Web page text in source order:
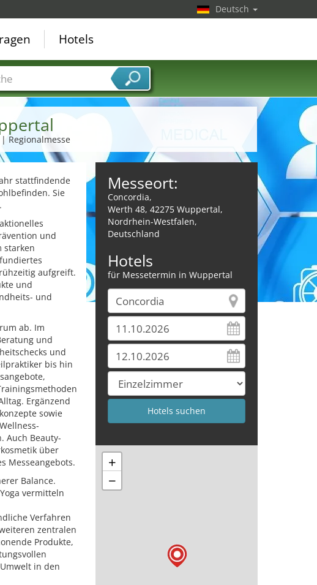
Regionalmesse
stattfindende
Sie
und
starken
aufgreift.
und
und
ab. Im
und
und
bis hin
Ergänzend
sowie
Auch Beauty-
über
Messeangebots.
Balance.
vermitteln
Verfahren
zentralen
Produkte,
in den
Messeort:
Concordia,
Werth 48, 42275 Wuppertal,
Nordrhein-Westfalen,
Deutschland
Hotels
für Messetermin in Wuppertal
+
−
Deutsch
Hotels